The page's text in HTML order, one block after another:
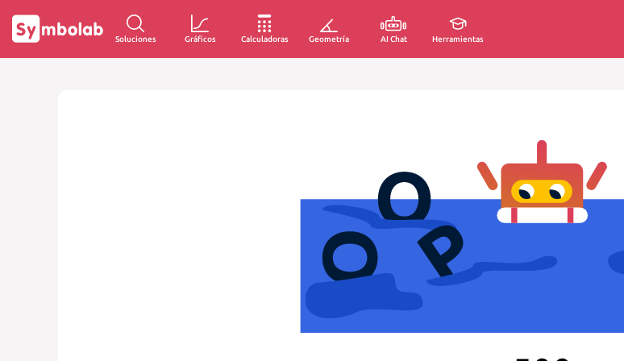
Soluciones Gráficos Calculadoras Geometría AI Chat Herramientas